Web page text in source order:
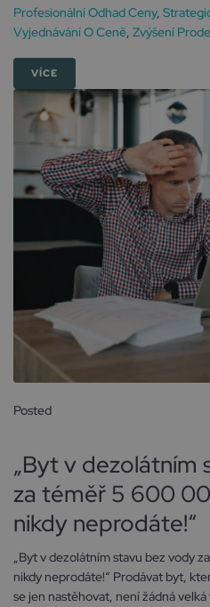
Profesionální Odhad Ceny,
Vyjednávání O Ceně, Zvýšení
VÍCE
Posted
„Byt v dezolátním
za téměř 5 600
nikdy neprodáte!“
„Byt v dezolátním stavu bez vody
nikdy neprodáte!“ Prodávat byt,
se jen nastěhovat, není žádná